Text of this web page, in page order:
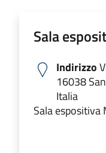
Sala
Indirizzo
16038
Italia
Sala espositiva